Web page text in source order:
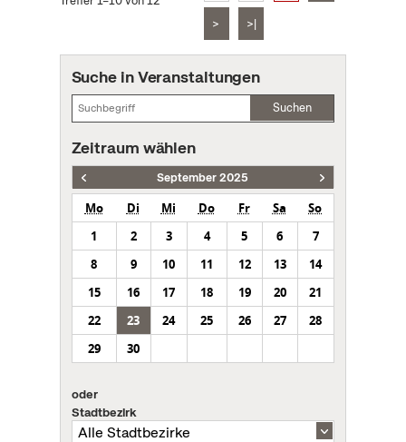
> >|
Suche in Veranstaltungen
Suchen
Zeitraum wählen
September 2025
Mo Di Mi Do Fr Sa
So
1
2 3 4 5 6
7
8
9 10 11 12 13
14
15
16 17 18 19 20
21
22
23 24 25 26 27
28
29
30
oder
Stadtbezirk